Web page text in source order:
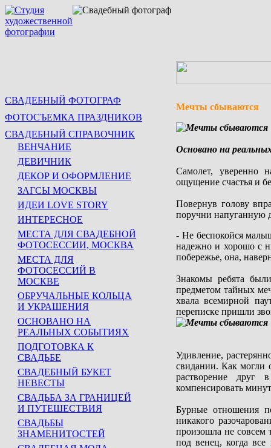
СВАДЕБНЫЙ ФОТОГРАФ
ФОТОСЪЕМКА ПРАЗДНИКОВ
СВАДЕБНЫЙ СПРАВОЧНИК
ВЕНЧАНИЕ
ДЕВИЧНИК
ДЕКОР И ОФОРМЛЕНИЕ
ЗАГСЫ МОСКВЫ
ИДЕИ LOVE STORY
ИНТЕРЕСНОЕ
МЕСТА ДЛЯ СВАДЕБНОЙ
ФОТОСЕССИИ, МОСКВА
МЕСТА ДЛЯ
ФОТОСЕССИЙ В
МОСКВЕ
ОБРУЧАЛЬНЫЕ КОЛЬЦА
И УКРАШЕНИЯ
ОСНОВАНО НА
РЕАЛЬНЫХ СОБЫТИЯХ
ПОДГОТОВКА К
СВАДЬБЕ
СВАДЕБНЫЙ БУКЕТ
НЕВЕСТЫ
СВАДЬБА ЗА ГРАНИЦЕЙ
И ПУТЕШЕСТВИЯ
СВАДЬБЫ
ЗНАМЕНИТОСТЕЙ
Мечты сбываются
Основано на
Самолет, уверенно
ощущение счастья и
Повернув голову
поручни напуганную
- Не беспокойся
надежно и хорошо с
побережье, она,
Знакомы ребята
предметом тайных
хвала всемирной
переписке пришли
Удивление,
свидании. Как могли
растворение друг
компенсировать
Бурные отношения
никакого
произошла не совсем
под венец, когда все